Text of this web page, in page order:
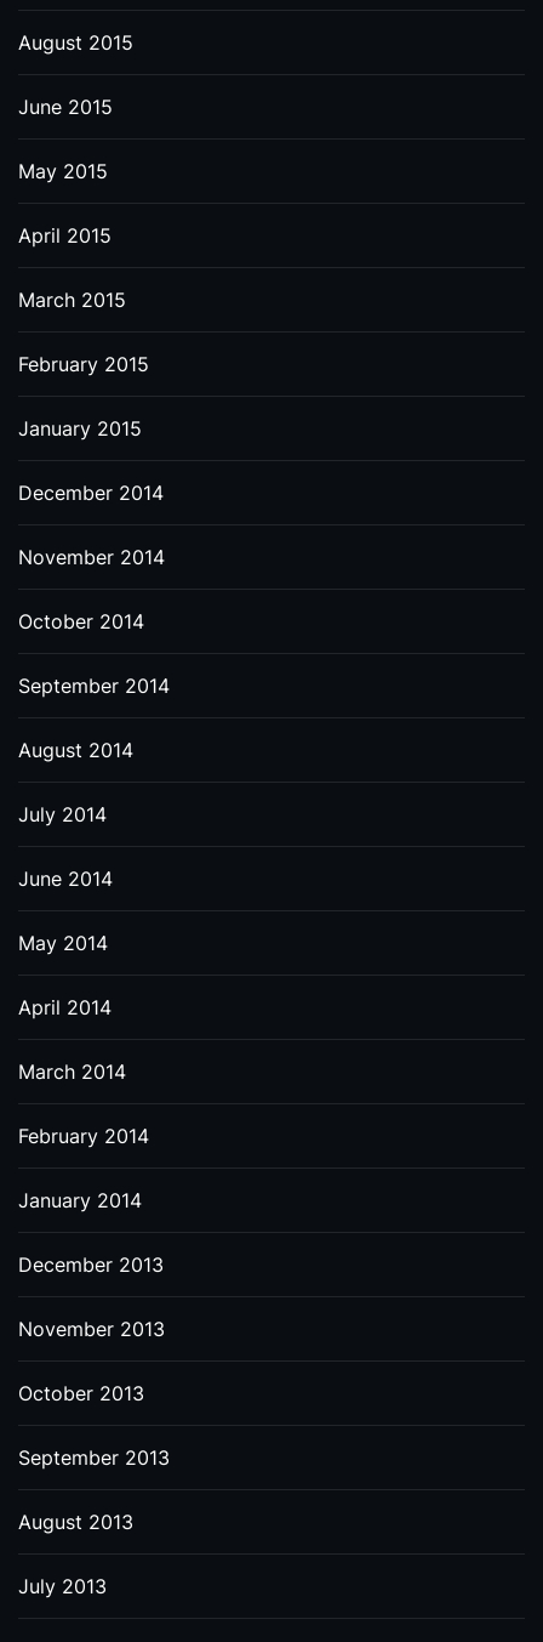
August 2015
June 2015
May 2015
April 2015
March 2015
February 2015
January 2015
December 2014
November 2014
October 2014
September 2014
August 2014
July 2014
June 2014
May 2014
April 2014
March 2014
February 2014
January 2014
December 2013
November 2013
October 2013
September 2013
August 2013
July 2013